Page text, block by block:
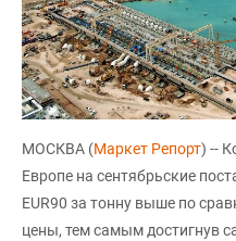
МОСКВА (Маркет Репорт) --
Европе на сентябрьские
EUR90 за тонну выше по
цены, тем самым достигнув